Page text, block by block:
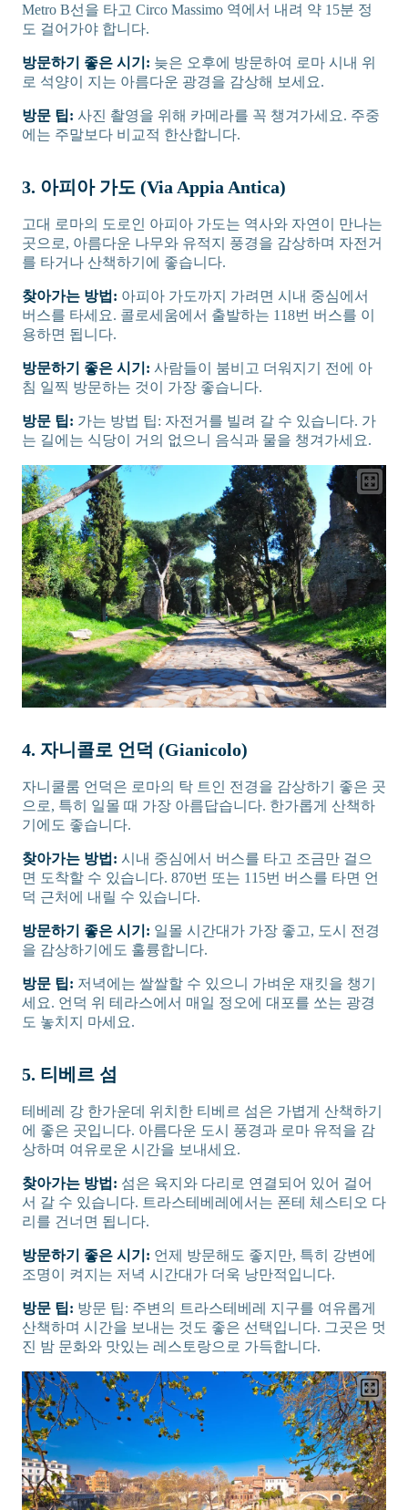
Metro B선을 타고 Circo Massimo 역에서 내려 약 15분 정
도 걸어가야 합니다.
방문하기 좋은 시기: 늦은 오후에 방문하여 로마 시내 위
로 석양이 지는 아름다운 광경을 감상해 보세요.
방문 팁: 사진 촬영을 위해 카메라를 꼭 챙겨가세요. 주중
에는 주말보다 비교적 한산합니다.
3. 아피아 가도 (Via Appia Antica)
고대 로마의 도로인 아피아 가도는 역사와 자연이 만나는
곳으로, 아름다운 나무와 유적지 풍경을 감상하며 자전거
를 타거나 산책하기에 좋습니다.
찾아가는 방법: 아피아 가도까지 가려면 시내 중심에서
버스를 타세요. 콜로세움에서 출발하는 118번 버스를 이
용하면 됩니다.
방문하기 좋은 시기: 사람들이 붐비고 더워지기 전에 아
침 일찍 방문하는 것이 가장 좋습니다.
방문 팁: 가는 방법 팁: 자전거를 빌려 갈 수 있습니다. 가
는 길에는 식당이 거의 없으니 음식과 물을 챙겨가세요.
4. 자니콜로 언덕 (Gianicolo)
자니쿨룸 언덕은 로마의 탁 트인 전경을 감상하기 좋은 곳
으로, 특히 일몰 때 가장 아름답습니다. 한가롭게 산책하
기에도 좋습니다.
찾아가는 방법: 시내 중심에서 버스를 타고 조금만 걸으
면 도착할 수 있습니다. 870번 또는 115번 버스를 타면 언
덕 근처에 내릴 수 있습니다.
방문하기 좋은 시기: 일몰 시간대가 가장 좋고, 도시 전경
을 감상하기에도 훌륭합니다.
방문 팁: 저녁에는 쌀쌀할 수 있으니 가벼운 재킷을 챙기
세요. 언덕 위 테라스에서 매일 정오에 대포를 쏘는 광경
도 놓치지 마세요.
5. 티베르 섬
테베레 강 한가운데 위치한 티베르 섬은 가볍게 산책하기
에 좋은 곳입니다. 아름다운 도시 풍경과 로마 유적을 감
상하며 여유로운 시간을 보내세요.
찾아가는 방법: 섬은 육지와 다리로 연결되어 있어 걸어
서 갈 수 있습니다. 트라스테베레에서는 폰테 체스티오 다
리를 건너면 됩니다.
방문하기 좋은 시기: 언제 방문해도 좋지만, 특히 강변에
조명이 켜지는 저녁 시간대가 더욱 낭만적입니다.
방문 팁: 방문 팁: 주변의 트라스테베레 지구를 여유롭게
산책하며 시간을 보내는 것도 좋은 선택입니다. 그곳은 멋
진 밤 문화와 맛있는 레스토랑으로 가득합니다.